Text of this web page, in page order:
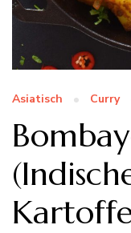
Asiatisch Curry